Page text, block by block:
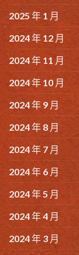
2025 年 1 月
2024 年 12 月
2024 年 11 月
2024 年 10 月
2024 年 9 月
2024 年 8 月
2024 年 7 月
2024 年 6 月
2024 年 5 月
2024 年 4 月
2024 年 3 月